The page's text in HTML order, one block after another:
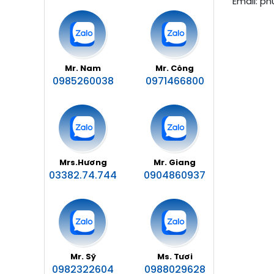
GIẢM XÓC SACHS
DẦU NHỚT ZF
FAG
MOAY Ơ FAG
VÒNG BI FAG
NƯỚC LÀM MÁT TCL
DẦU PHANH DOT4 TCL
DẦU PHANH DOT3 TCL
Mr. Nam
0985260038
Mr. Công
0971466800
Mrs.Hương
03382.74.744
Mr. Giang
0904860937
Mr. Sỹ
0982322604
Ms. Tươi
0988029628
Email: